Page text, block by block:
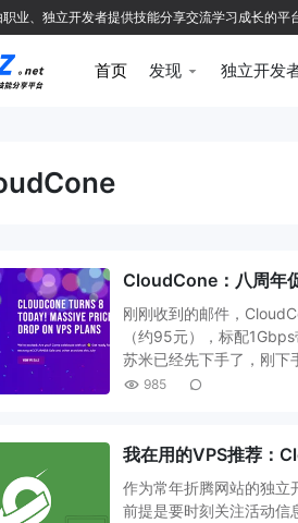
业、独立开发者提供技能分享交流学习成长的平
首页 发现 独立开发
CloudCone：八周年
刚刚收到的邮件，
（约95元），标配
苏米已经先下手了，刚
985
我在用的VPS推荐：
作为常年折腾网站的独立
前提是要时刻关注活动